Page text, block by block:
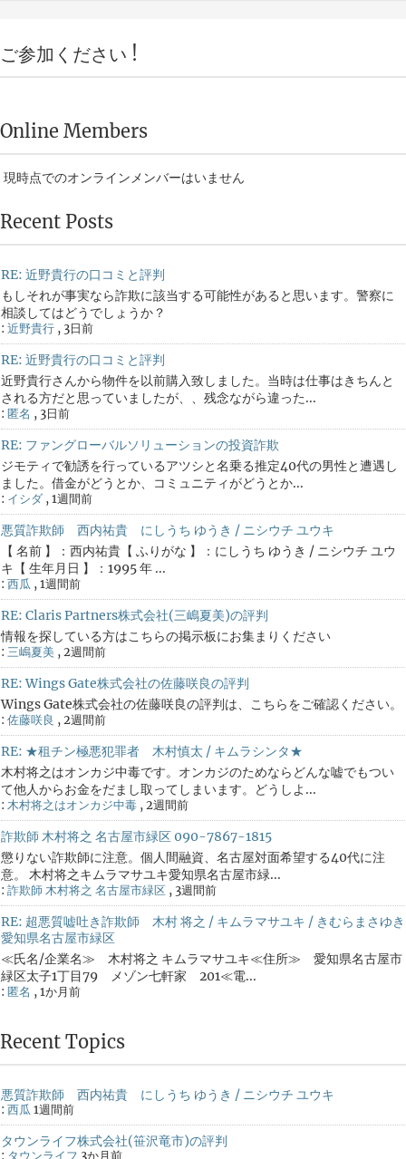
ご参加ください !
Online Members
現時点でのオンラインメンバーはいません
Recent Posts
RE: 近野貴行の口コミと評判
もしそれが事実なら詐欺に該当する可能性があると思います。警察に
相談してはどうでしょうか？
: 近野貴行 , 3日前
RE: 近野貴行の口コミと評判
近野貴行さんから物件を以前購入致しました。当時は仕事はきちんと
される方だと思っていましたが、、残念ながら違った...
: 匿名 , 3日前
RE: ファングローバルソリューションの投資詐欺
ジモティで勧誘を行っているアツシと名乗る推定40代の男性と遭遇し
ました。借金がどうとか、コミュニティがどうとか...
: イシダ ,1週間前
悪質詐欺師 西内祐貴 にしうち ゆうき / ニシウチ ユウキ
【 名前 】：西内祐貴【 ふりがな 】：にしうち ゆうき / ニシウチ ユウ
キ【 生年月日 】：1995 年 ...
: 西瓜 ,1週間前
RE: Claris Partners株式会社(三嶋夏美)の評判
情報を探している方はこちらの掲示板にお集まりください
: 三嶋夏美 ,2週間前
RE: Wings Gate株式会社の佐藤咲良の評判
Wings Gate株式会社の佐藤咲良の評判は、こちらをご確認ください。
: 佐藤咲良 ,2週間前
RE: ★租チン極悪犯罪者 木村慎太 / キムラシンタ★
木村将之はオンカジ中毒です。オンカジのためならどんな嘘でもつい
て他人からお金をだまし取ってしまいます。どうしよ...
: 木村将之はオンカジ中毒 ,2週間前
詐欺師 木村将之 名古屋市緑区 090-7867-1815
懲りない詐欺師に注意。個人間融資、名古屋対面希望する40代に注
意。 木村将之キムラマサユキ愛知県名古屋市緑...
: 詐欺師 木村将之 名古屋市緑区 , 3週間前
RE: 超悪質嘘吐き詐欺師 木村 将之 / キムラマサユキ / きむらまさゆき
愛知県名古屋市緑区
≪氏名/企業名≫ 木村将之 キムラマサユキ≪住所≫ 愛知県名古屋市
緑区太子1丁目79 メゾン七軒家 201≪電...
: 匿名 ,1か月前
Recent Topics
悪質詐欺師 西内祐貴 にしうち ゆうき / ニシウチ ユウキ
: 西瓜 1週間前
タウンライフ株式会社(笹沢竜市)の評判